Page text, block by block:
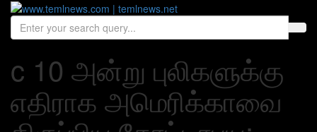
c 10 அன்று புலிகளுக்கு
எதிராக அமெரிக்காவை